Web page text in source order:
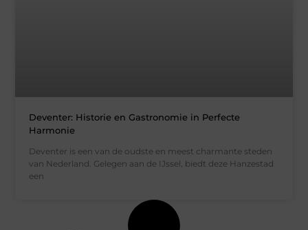
Deventer: Historie en Gastronomie in Perfecte
Harmonie
Deventer is een van de oudste en meest charmante steden
van Nederland. Gelegen aan de IJssel, biedt deze Hanzestad
een